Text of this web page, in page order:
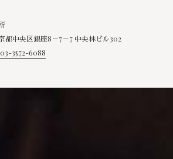
都中央区銀座8－7－7 中央林ビル302
3572-6088